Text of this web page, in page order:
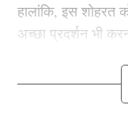
हालांकि, इस शोहरत
अच्छा प्रदर्शन भी
हैरान करने वाली
इंडिया (Team